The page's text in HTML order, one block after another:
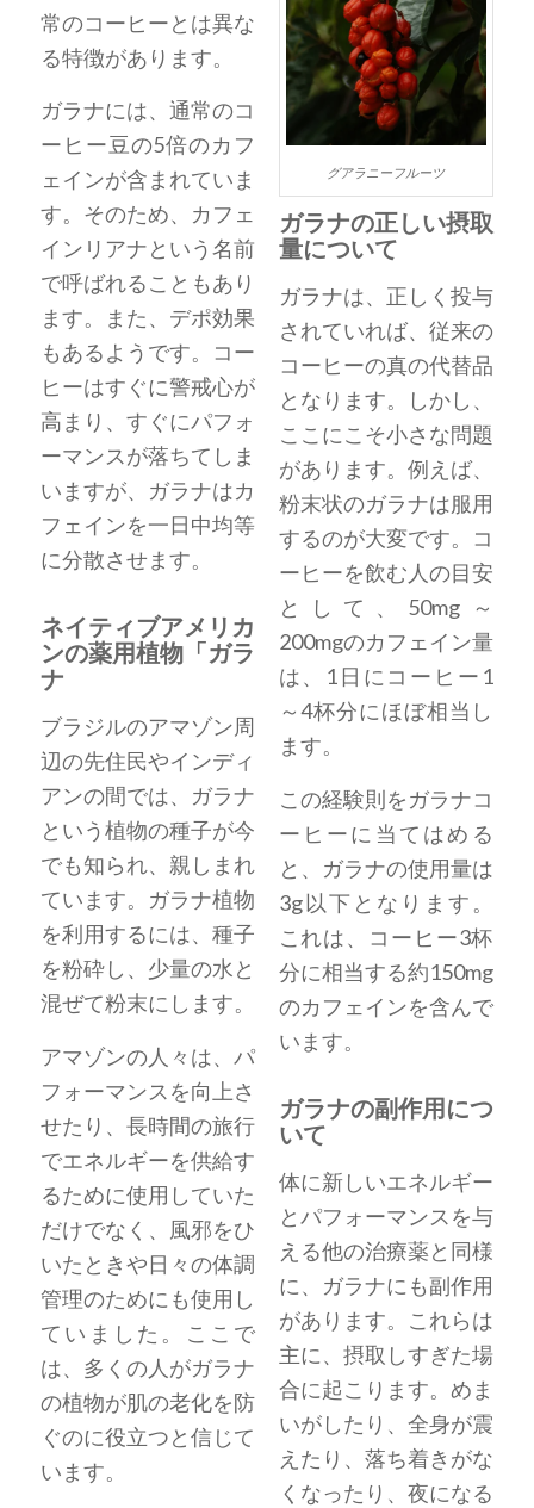
常のコーヒーとは異な
る特徴があります。
ガラナには、通常のコ
ーヒー豆の5倍のカフ
ェインが含まれていま
す。そのため、カフェ
インリアナという名前
で呼ばれることもあり
ます。また、デポ効果
もあるようです。コー
ヒーはすぐに警戒心が
高まり、すぐにパフォ
ーマンスが落ちてしま
いますが、ガラナはカ
フェインを一日中均等
に分散させます。
ネイティブアメリカ
ンの薬用植物「ガラ
ナ
ブラジルのアマゾン周
辺の先住民やインディ
アンの間では、ガラナ
という植物の種子が今
でも知られ、親しまれ
ています。ガラナ植物
を利用するには、種子
を粉砕し、少量の水と
混ぜて粉末にします。
アマゾンの人々は、パ
フォーマンスを向上さ
せたり、長時間の旅行
でエネルギーを供給す
るために使用していた
だけでなく、風邪をひ
いたときや日々の体調
管理のためにも使用し
ていました。ここで
は、多くの人がガラナ
の植物が肌の老化を防
ぐのに役立つと信じて
います。
グアラニーフルーツ
ガラナの正しい摂取
量について
ガラナは、正しく投与
されていれば、従来の
コーヒーの真の代替品
となります。しかし、
ここにこそ小さな問題
があります。例えば、
粉末状のガラナは服用
するのが大変です。コ
ーヒーを飲む人の目安
として、50mg～
200mgのカフェイン量
は、1日にコーヒー1
～4杯分にほぼ相当し
ます。
この経験則をガラナコ
ーヒーに当てはめる
と、ガラナの使用量は
3g以下となります。
これは、コーヒー3杯
分に相当する約150mg
のカフェインを含んで
います。
ガラナの副作用につ
いて
体に新しいエネルギー
とパフォーマンスを与
える他の治療薬と同様
に、ガラナにも副作用
があります。これらは
主に、摂取しすぎた場
合に起こります。めま
いがしたり、全身が震
えたり、落ち着きがな
くなったり、夜になる